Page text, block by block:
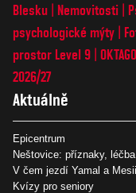
Blesku
Nemovitosti
psychologické mýty
prostor Level 9
2026/27
Aktuálně
Epicentrum
Neštovice: příznaky, léčba
V čem jezdí Yamal a
Kvízy pro seniory